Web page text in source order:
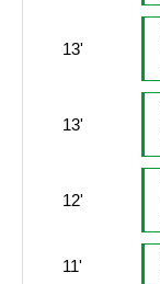
13'
13'
12'
11'